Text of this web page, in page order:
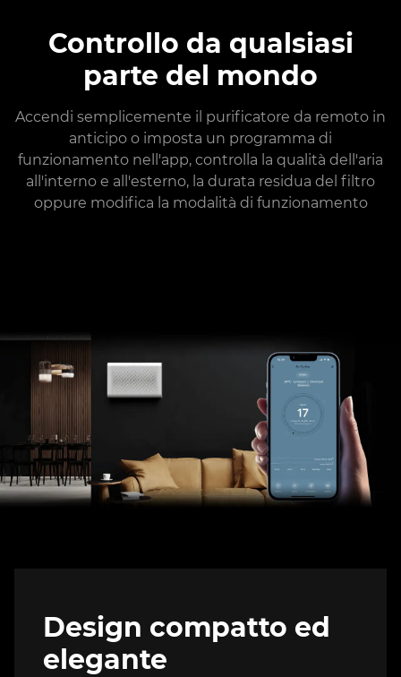
Controllo da qualsiasi
parte del mondo
Accendi semplicemente il purificatore da remoto in
anticipo o imposta un programma di
funzionamento nell'app, controlla la qualità dell'aria
all'interno e all'esterno, la durata residua del filtro
oppure modifica la modalità di funzionamento
Design compatto ed
elegante